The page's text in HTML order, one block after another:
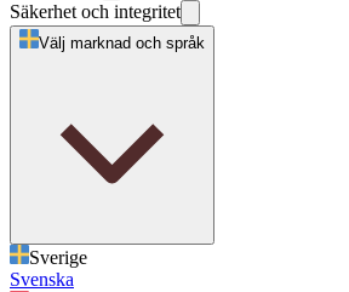
Säkerhet och integritet
Välj marknad och språk
Sverige
Svenska